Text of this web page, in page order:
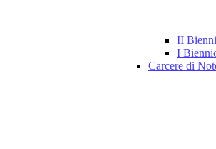
II
I
Carcere di